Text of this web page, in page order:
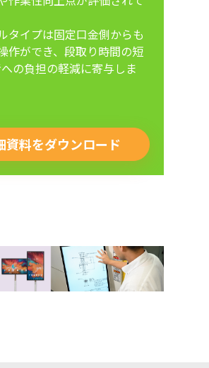
タイプは固定口金側からも
作ができ、段取り時間の短
の負担の軽減に寄与しま
資料をダウンロード